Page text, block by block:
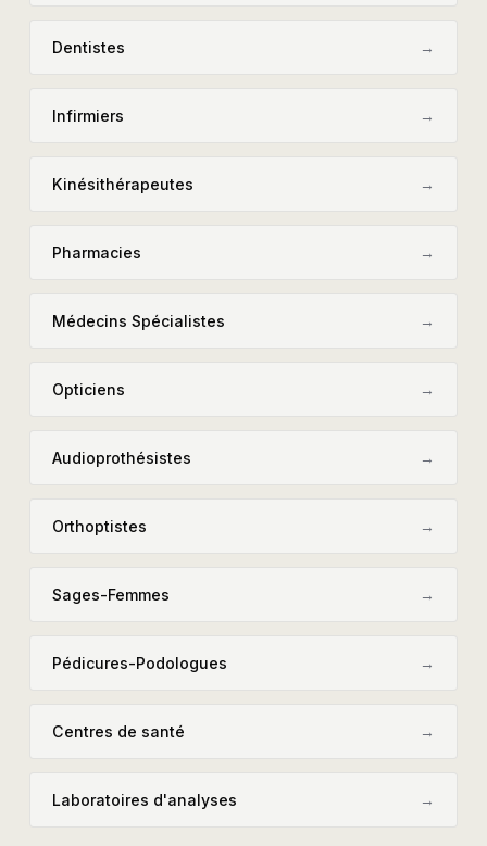
Dentistes →
Infirmiers →
Kinésithérapeutes →
Pharmacies →
Médecins Spécialistes →
Opticiens →
Audioprothésistes →
Orthoptistes →
Sages-Femmes →
Pédicures-Podologues →
Centres de santé →
Laboratoires d'analyses →